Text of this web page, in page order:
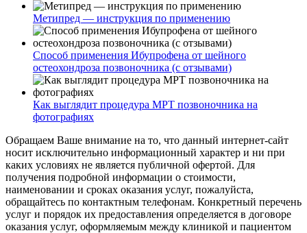
Метипред — инструкция по применению
Способ применения Ибупрофена от шейного
остеохондроза позвоночника (с отзывами)
Как выглядит процедура МРТ позвоночника на
фотографиях
Обращаем Ваше внимание на то, что данный интернет-сайт
носит исключительно информационный характер и ни при
каких условиях не является публичной офертой. Для
получения подробной информации о стоимости,
наименовании и сроках оказания услуг, пожалуйста,
обращайтесь по контактным телефонам. Конкретный перечень
услуг и порядок их предоставления определяется в договоре
оказания услуг, оформляемым между клиникой и пациентом